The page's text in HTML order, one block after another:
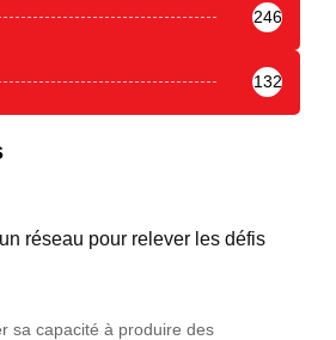
246
132
réseau pour relever les défis
sa capacité à produire des